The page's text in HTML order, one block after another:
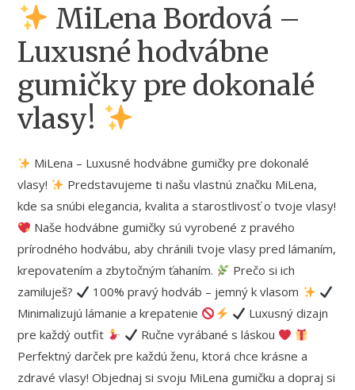
MiLena Bordová –
Luxusné hodvábne
gumičky pre dokonalé
vlasy!
MiLena – Luxusné hodvábne gumičky pre dokonalé
vlasy!
Predstavujeme ti našu vlastnú značku MiLena,
kde sa snúbi elegancia, kvalita a starostlivosť o tvoje vlasy!
Naše hodvábne gumičky sú vyrobené z pravého
prírodného hodvábu, aby chránili tvoje vlasy pred lámaním,
krepovatením a zbytočným ťahaním.
Prečo si ich
zamiluješ?
100% pravý hodváb – jemný k vlasom
Minimalizujú lámanie a krepatenie
Luxusný dizajn
pre každý outfit
Ručne vyrábané s láskou
Perfektný darček pre každú ženu, ktorá chce krásne a
zdravé vlasy! Objednaj si svoju MiLena gumičku a dopraj si